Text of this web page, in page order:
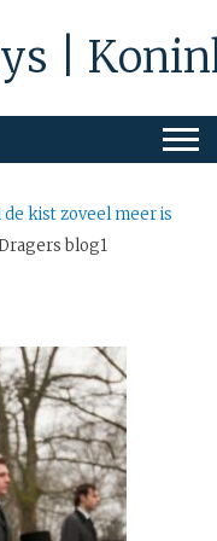
|
kist zoveel meer is
blog1